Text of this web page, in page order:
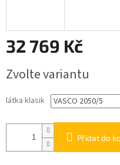
32 769 Kč
cena:
Zvolte variantu
látka klasik
Přidat do